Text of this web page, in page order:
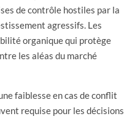
de contrôle hostiles par la
agressifs. Les
organique qui protège
les aléas du marché
faiblesse en cas de conflit
requise pour les décisions